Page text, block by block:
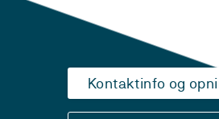
Kontaktinfo og